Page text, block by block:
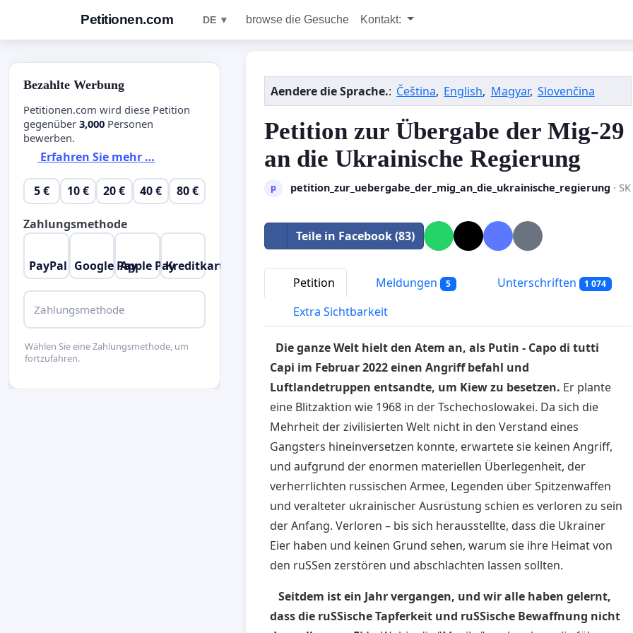
Petitionen.com DE ▼ browse die Gesuche Kontakt:
Aendere die Sprache.: Čeština, English, Magyar, Slovenčina
Petition zur Übergabe der Mig-29
an die Ukrainische Regierung
p petition_zur_uebergabe_der_mig_an_die_ukrainische_regierung · SK
Teile in Facebook (83)
Petition Meldungen 5 Unterschriften 1 074
Extra Sichtbarkeit
Die ganze Welt hielt den Atem an, als Putin - Capo di tutti
Capi im Februar 2022 einen Angriff befahl und
Luftlandetruppen entsandte, um Kiew zu besetzen. Er plante
eine Blitzaktion wie 1968 in der Tschechoslowakei. Da sich die
Mehrheit der zivilisierten Welt nicht in den Verstand eines
Gangsters hineinversetzen konnte, erwartete sie keinen Angriff,
und aufgrund der enormen materiellen Überlegenheit, der
verherrlichten russischen Armee, Legenden über Spitzenwaffen
und veralteter ukrainischer Ausrüstung schien es verloren zu sein
der Anfang. Verloren – bis sich herausstellte, dass die Ukrainer
Eier haben und keinen Grund sehen, warum sie ihre Heimat von
den ruSSen zerstören und abschlachten lassen sollten.
Seitdem ist ein Jahr vergangen, und wir alle haben gelernt,
dass die ruSSische Tapferkeit und ruSSische Bewaffnung nicht
Bezahlte Werbung
Petitionen.com wird diese Petition
gegenüber 3,000 Personen
bewerben.
Erfahren Sie mehr …
5 € 10 € 20 € 40 € 80 €
Zahlungsmethode
PayPal Google PayApple PayKreditkarte
Zahlungsmethode
Wählen Sie eine Zahlungsmethode, um
fortzufahren.